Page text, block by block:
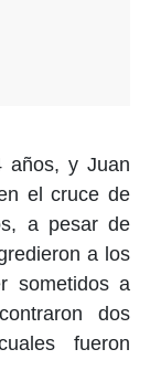
años, y Juan
el cruce de
a pesar de
a los
sometidos a
dos
fueron